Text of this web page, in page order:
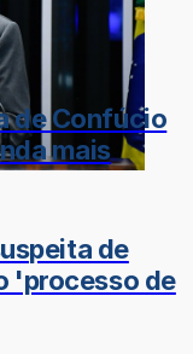
de Confúcio
mais
de
'processo de